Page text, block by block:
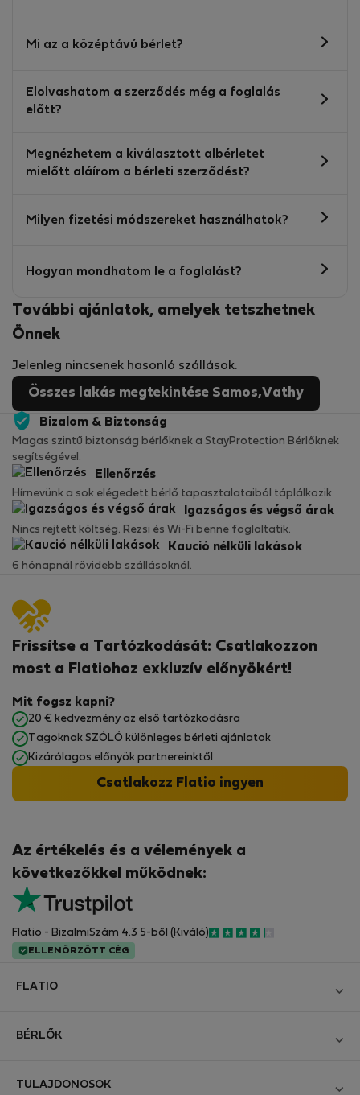
Mi az a középtávú bérlet?
Elolvashatom a szerződés még a foglalás
előtt?
Megnézhetem a kiválasztott albérletet
mielőtt aláírom a bérleti szerződést?
Milyen fizetési módszereket használhatok?
Hogyan mondhatom le a foglalást?
További ajánlatok, amelyek tetszhetnek
Önnek
Jelenleg nincsenek hasonló szállások.
Összes lakás megtekintése Samos,Vathy
Bizalom & Biztonság
Magas szintű biztonság bérlőknek a StayProtection Bérlőknek
segítségével.
Ellenőrzés
Hírnevünk a sok elégedett bérlő tapasztalataiból táplálkozik.
Igazságos és végső árak
Nincs rejtett költség. Rezsi és Wi-Fi benne foglaltatik.
Kaució nélküli lakások
6 hónapnál rövidebb szállásoknál.
Az értékelés és a vélemények a
következőkkel működnek:
Flatio - BizalmiSzám 4.3 5-ből (Kiváló)
ELLENŐRZÖTT CÉG
Frissítse a Tartózkodását: Csatlakozzon
most a Flatiohoz exkluzív előnyökért!
Mit fogsz kapni?
20 € kedvezmény az első tartózkodásra
Tagoknak SZÓLÓ különleges bérleti ajánlatok
Kizárólagos előnyök partnereinktől
Csatlakozz Flatio ingyen
FLATIO
Csatlakozzon a Digitális Nomád Tesztelő Klubhoz
BÉRLŐK
TULAJDONOSOK